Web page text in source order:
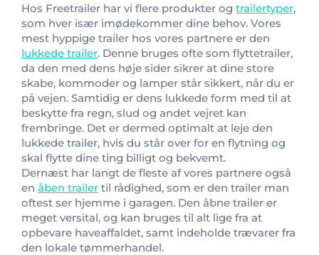
Hos Freetrailer har vi flere produkter og trailertyper,
som hver især imødekommer dine behov. Vores
mest hyppige trailer hos vores partnere er den
lukkede trailer. Denne bruges ofte som flyttetrailer,
da den med dens høje sider sikrer at dine store
skabe, kommoder og lamper står sikkert, når du er
på vejen. Samtidig er dens lukkede form med til at
beskytte fra regn, slud og andet vejret kan
frembringe. Det er dermed optimalt at leje den
lukkede trailer, hvis du står over for en flytning og
skal flytte dine ting billigt og bekvemt.
Dernæst har langt de fleste af vores partnere også
en åben trailer til rådighed, som er den trailer man
oftest ser hjemme i garagen. Den åbne trailer er
meget versital, og kan bruges til alt lige fra at
opbevare haveaffaldet, samt indeholde trævarer fra
den lokale tømmerhandel.